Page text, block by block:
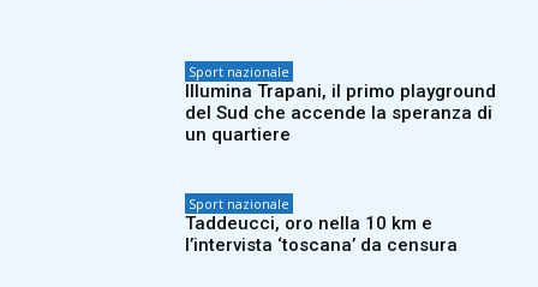
Sport nazionale
Illumina Trapani, il primo playground
del Sud che accende la speranza di
un quartiere
Sport nazionale
Taddeucci, oro nella 10 km e
l’intervista ‘toscana’ da censura